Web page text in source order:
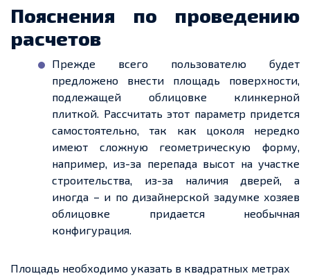
Пояснения по проведению
расчетов
Прежде всего пользователю будет
предложено внести площадь поверхности,
подлежащей облицовке клинкерной
плиткой. Рассчитать этот параметр придется
самостоятельно, так как цоколя нередко
имеют сложную геометрическую форму,
например, из-за перепада высот на участке
строительства, из-за наличия дверей, а
иногда – и по дизайнерской задумке хозяев
облицовке придается необычная
конфигурация.
Площадь необходимо указать в квадратных метрах